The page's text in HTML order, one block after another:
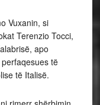
Vuxanin, si
Terenzio Tocci,
apo
të
të Italisë.